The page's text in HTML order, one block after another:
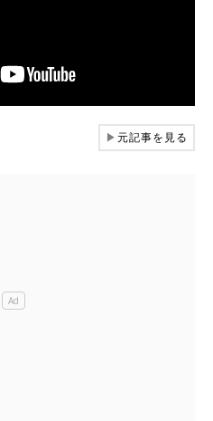
▶元記事を見る